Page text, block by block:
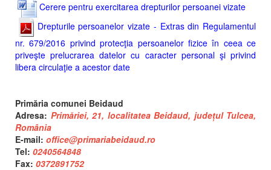
Cerere pentru exercitarea drepturilor persoanei vizate
Drepturile persoanelor vizate - Extras din Regulamentul
nr. 679/2016 privind protecţia persoanelor fizice în ceea ce
priveşte prelucrarea datelor cu caracter personal şi privind
libera circulaţie a acestor date
Primăria comunei Beidaud
Adresa: Primăriei, 21, localitatea Beidaud, județul Tulcea,
România
E-mail: office@primariabeidaud.ro
Tel: 0240564848
Fax: 0372891752